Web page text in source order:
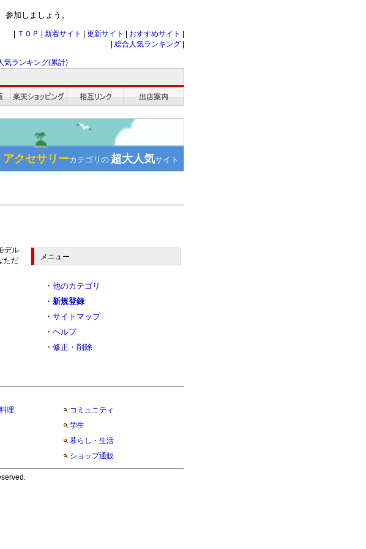
加しましょう。
ＴＯＰ 新着サイト 更新サイト おすすめサイト
総合人気ランキング
気ランキング(累計)
アクセサリーカテゴリの 超大人気サイト
デル
ただ
メニュー
・ 他のカテゴリ
・ 新規登録
・ サイトマップ
・ ヘルプ
・ 修正・削除
理
コミュニティ
学生
暮らし・生活
ショップ通販